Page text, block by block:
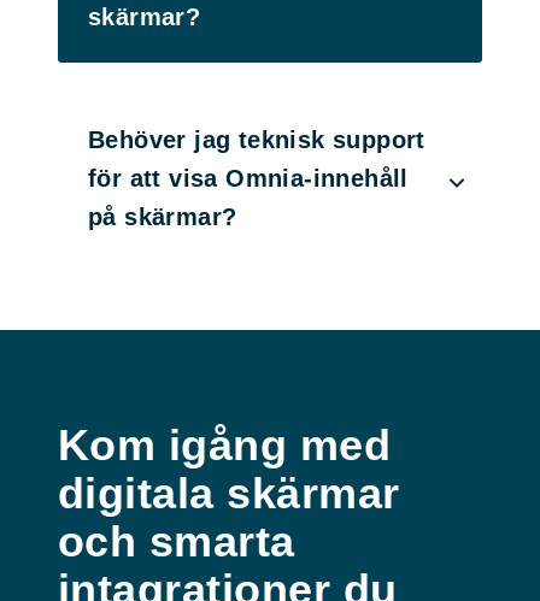
skärmar?
Behöver jag teknisk support
för att visa Omnia‑innehåll
på skärmar?
Kom igång med
digitala skärmar
och smarta
intagrationer du